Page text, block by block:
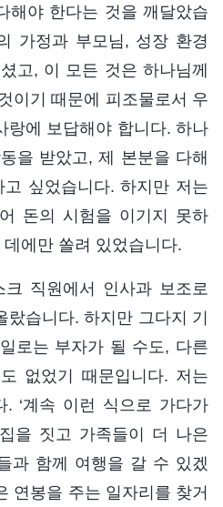
해야 한다는 것을 깨달았습
가정과 부모님, 성장 환경
고, 이 모든 것은 하나님께
이기 때문에 피조물로서 우
랑에 보답해야 합니다. 하나
을 받았고, 제 본분을 다해
싶었습니다. 하지만 저는
돈의 시험을 이기지 못하
에만 쏠려 있었습니다.
직원에서 인사과 보조로
랐습니다. 하지만 그다지 기
로는 부자가 될 수도, 다른
없었기 때문입니다. 저는
. ‘계속 이런 식으로 가다가
을 짓고 가족들이 더 나은
과 함께 여행을 갈 수 있겠
연봉을 주는 일자리를 찾거